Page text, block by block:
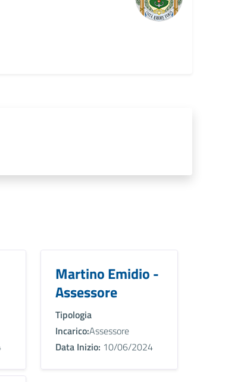
Martino Emidio -
Assessore
Tipologia
Incarico:Assessore
Data Inizio: 10/06/2024